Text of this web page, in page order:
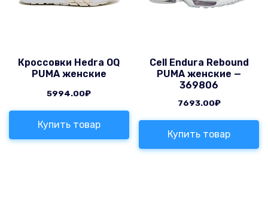
Кроссовки Hedra OQ
PUMA женские
5994.00₽
Купить товар
Cell Endura Rebound
PUMA женские —
369806
7693.00₽
Купить товар